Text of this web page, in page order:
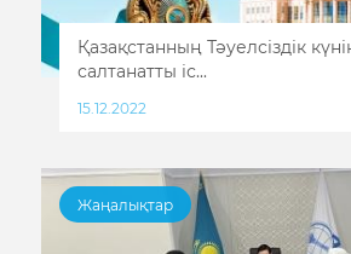
Қазақстанның Тәуелсіздік
салтанатты іс...
15.12.2022
Жаңалықтар